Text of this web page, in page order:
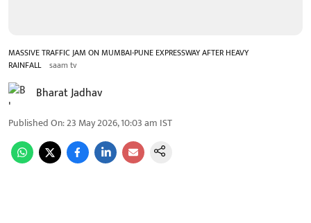
MASSIVE TRAFFIC JAM ON MUMBAI-PUNE EXPRESSWAY AFTER HEAVY
RAINFALL saam tv
Bharat Jadhav
Published On:23 May 2026, 10:03 am IST